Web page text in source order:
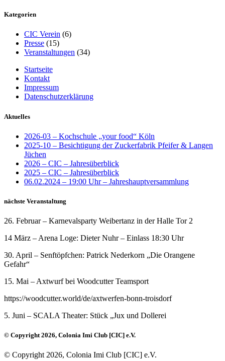
Kategorien
CIC Verein (6)
Presse (15)
Veranstaltungen (34)
Startseite
Kontakt
Impressum
Datenschutzerklärung
Aktuelles
2026-03 – Kochschule „your food“ Köln
2025-10 – Besichtigung der Zuckerfabrik Pfeifer & Langen
Jüchen
2026 – CIC – Jahresüberblick
2025 – CIC – Jahresüberblick
06.02.2024 – 19:00 Uhr – Jahreshauptversammlung
nächste Veranstaltung
26. Februar – Karnevalsparty Weibertanz in der Halle Tor 2
14 März – Arena Loge: Dieter Nuhr – Einlass 18:30 Uhr
30. April – Senftöpfchen: Patrick Nederkorn „Die Orangene
Gefahr“
15. Mai – Axtwurf bei Woodcutter Teamsport
https://woodcutter.world/de/axtwerfen-bonn-troisdorf
5. Juni – SCALA Theater: Stück „Jux und Dollerei
© Copyright 2026, Colonia Imi Club [CIC] e.V.
© Copyright 2026, Colonia Imi Club [CIC] e.V.